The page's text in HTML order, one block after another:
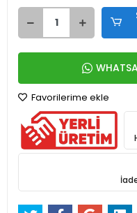
Favorilerime ekle